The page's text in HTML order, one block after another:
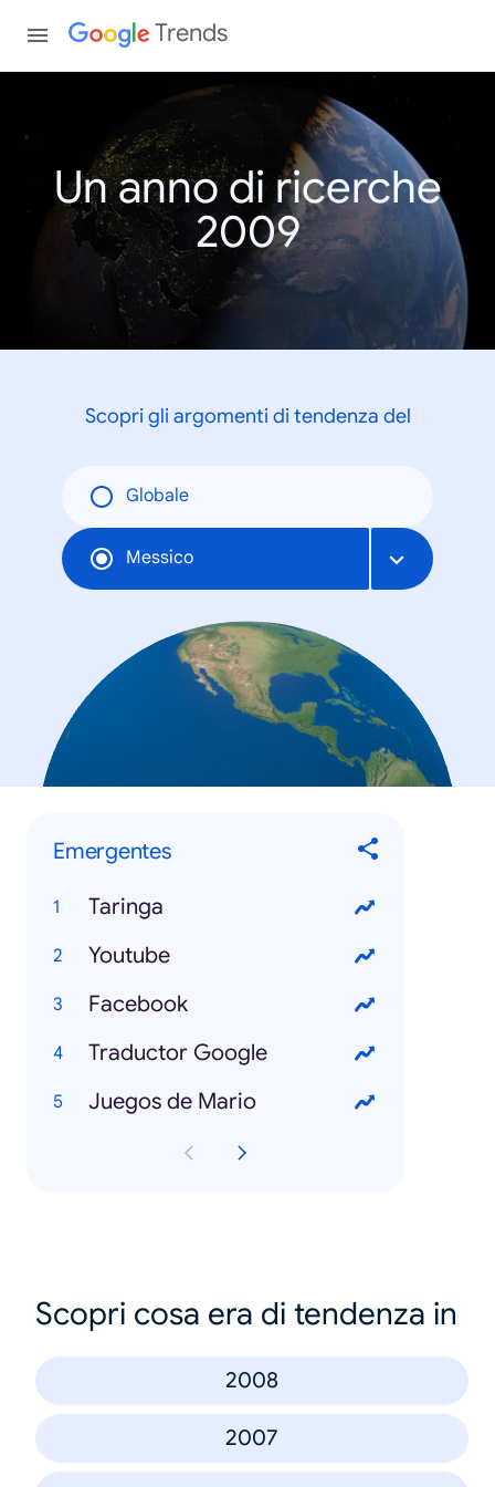
Trends
Un anno di ricerche
2009
Scopri gli argomenti di tendenza del
Globale
Messico
Emergentes
Taringa
Youtube
Facebook
Traductor Google
Juegos de Mario
Scopri cosa era di tendenza in
2008
2007